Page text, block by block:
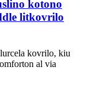
kotono
litkovrilo
kovrilo, kiu
al via